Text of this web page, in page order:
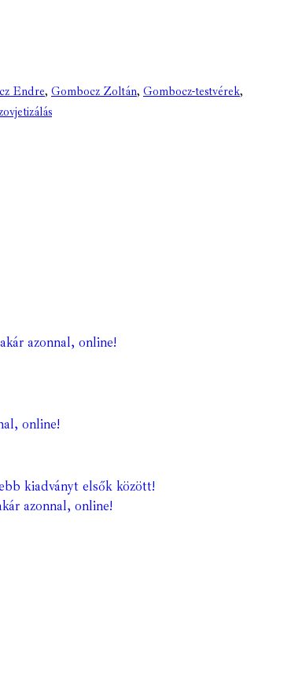
Endre, Gombocz Zoltán, Gombocz-testvérek,
azonnal, online!
online!
kiadványt elsők között!
azonnal, online!